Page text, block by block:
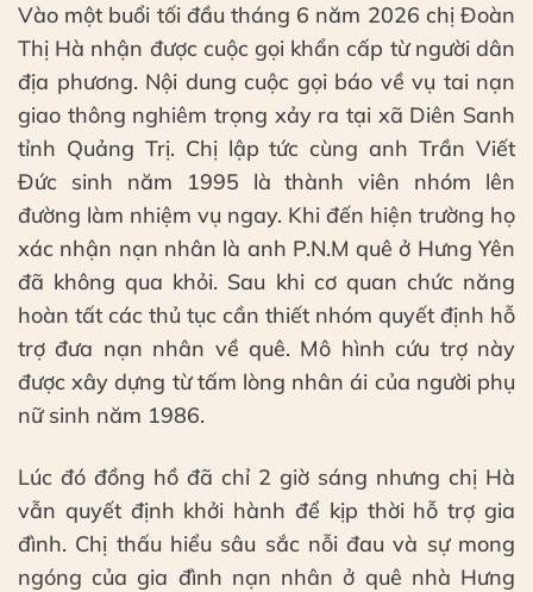
Vào một buổi tối đầu tháng 6 năm 2026 chị Đoàn
Thị Hà nhận được cuộc gọi khẩn cấp từ người dân
địa phương. Nội dung cuộc gọi báo về vụ tai nạn
giao thông nghiêm trọng xảy ra tại xã Diên Sanh
tỉnh Quảng Trị. Chị lập tức cùng anh Trần Viết
Đức sinh năm 1995 là thành viên nhóm lên
đường làm nhiệm vụ ngay. Khi đến hiện trường họ
xác nhận nạn nhân là anh P.N.M quê ở Hưng Yên
đã không qua khỏi. Sau khi cơ quan chức năng
hoàn tất các thủ tục cần thiết nhóm quyết định hỗ
trợ đưa nạn nhân về quê. Mô hình cứu trợ này
được xây dựng từ tấm lòng nhân ái của người phụ
nữ sinh năm 1986.
Lúc đó đồng hồ đã chỉ 2 giờ sáng nhưng chị Hà
vẫn quyết định khởi hành để kịp thời hỗ trợ gia
đình. Chị thấu hiểu sâu sắc nỗi đau và sự mong
ngóng của gia đình nạn nhân ở quê nhà Hưng